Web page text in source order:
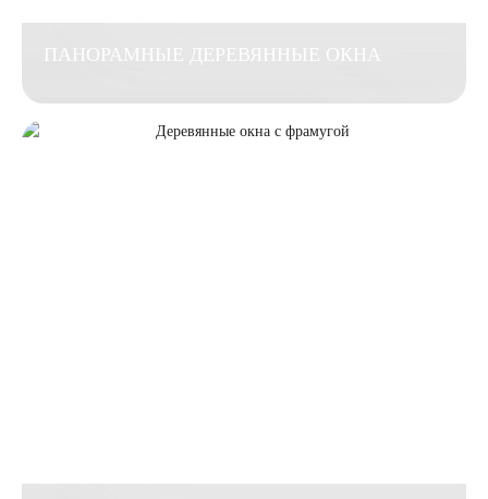
ПАНОРАМНЫЕ ДЕРЕВЯННЫЕ ОКНА